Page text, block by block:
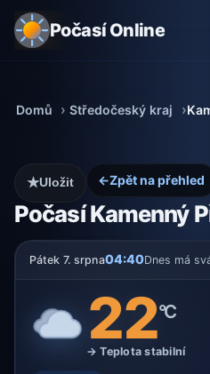
Počasí Online
Domů Středočeský kraj
←Zpět na přehled
Počasí Kamenný
★Uložit
Pátek 7. srpna04:40Dnes má
22°C
→ Teplota stabilní